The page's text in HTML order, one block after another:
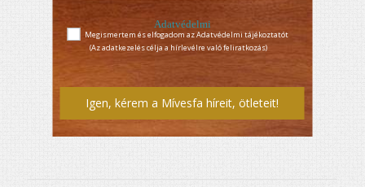
Adatvédelmi
tájékoztató
Megismertem és elfogadom az Adatvédelmi tájékoztatót
(Az adatkezelés célja a hírlevélre való feliratkozás)
Igen, kérem a Mívesfa híreit, ötleteit!